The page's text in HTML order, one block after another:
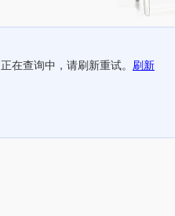
正在查询中，请刷新重试。 刷新